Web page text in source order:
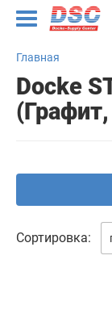
Главная
Docke
Сортировка: